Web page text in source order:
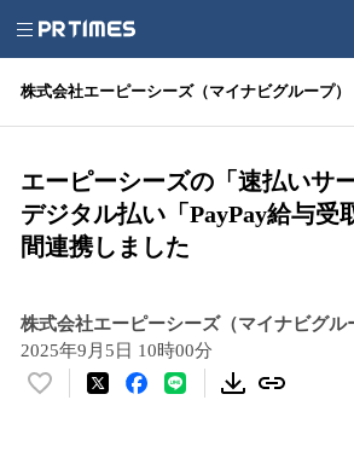
株式会社エーピーシーズ（マイナビグループ）
エーピーシーズの「速払いサ
デジタル払い「PayPay給与受
間連携しました
株式会社エーピーシーズ（マイナビグル
2025年9月5日 10時00分
い